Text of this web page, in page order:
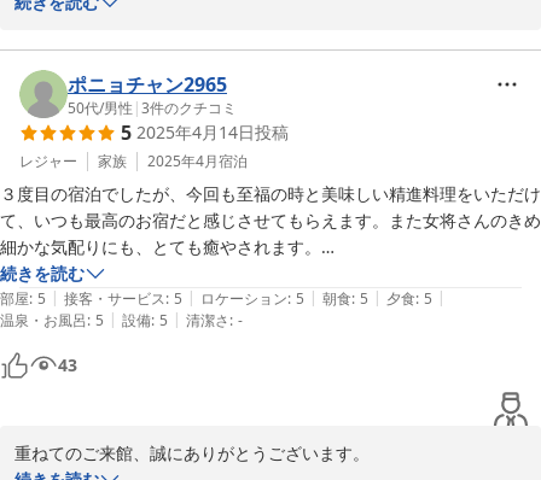
「美味しく楽しく召し上がっていただけるように」というのは私ど
ものお料理のコンセプトでもあります。思いが通じたようで幸いで
す。
是非また季節を変えてお越しください。違う景色・違う食材を楽し
んでいただけることと思います。
家族・従業員一同お待ちしております
2025-05-21
ポニョチャン2965
50代/男性 |3件のクチコミ
5 2025年4月14日投稿
レジャー 家族 2025年4月宿泊
３度目の宿泊でしたが、今回も至福の時と美味しい精進料理をいただけ
て、いつも最高のお宿だと感じさせてもらえます。また女将さんのきめ
細かな気配りにも、とても癒やされます。
絶対また伺いたい歴史あるお宿です。
続きを読む
部屋: 5 | 接客・サービス: 5 | ロケーション: 5 | 朝食: 5 | 夕食: 5 |
温泉・お風呂: 5 | 設備: 5 | 清潔さ: -
43
重ねてのご来館、誠にありがとうございます。